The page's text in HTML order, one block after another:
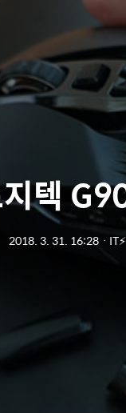
텍
2018. 3. 31. 16:28ㆍ